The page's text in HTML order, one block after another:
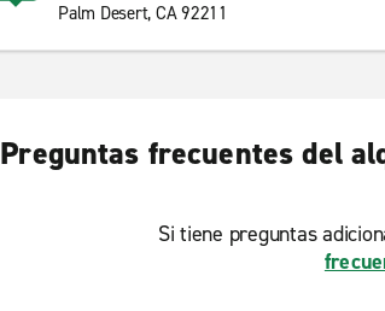
Palm Desert, CA 92211
Preguntas frecuentes del
Si tiene preguntas